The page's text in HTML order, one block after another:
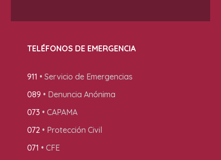
TELÉFONOS DE EMERGENCIA
911 • Servicio de Emergencias
089 • Denuncia Anónima
073 • CAPAMA
072 • Protección Civil
071 • CFE